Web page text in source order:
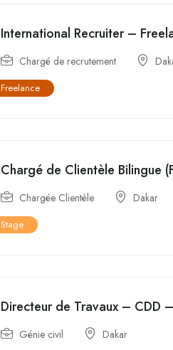
International Recruiter –
Chargé de recrutement
Freelance
Chargé de Clientèle Bilingue
Chargée Clientèle Dakar
Stage
Directeur de Travaux – CDD
Génie civil Dakar